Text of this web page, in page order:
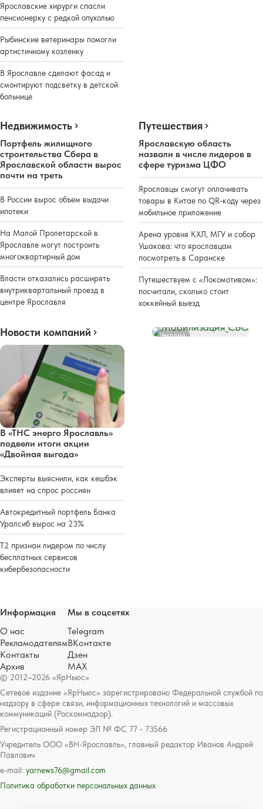
Ярославские хирурги спасли
пенсионерку с редкой опухолью
Рыбинские ветеринары помогли
артистичному козленку
В Ярославле сделают фасад и
смонтируют подсветку в детской
больнице
Недвижимость
Портфель жилищного
строительства Сбера в
Ярославской области вырос
почти на треть
В России вырос объем выдачи
ипотеки
На Малой Пролетарской в
Ярославле могут построить
многоквартирный дом
Власти отказались расширять
внутриквартальный проезд в
центре Ярославля
Путешествия
Ярославскую область
назвали в числе лидеров в
сфере туризма ЦФО
Ярославцы смогут оплачивать
товары в Китае по QR-коду через
мобильное приложение
Арена уровня КХЛ, МГУ и собор
Ушакова: что ярославцам
посмотреть в Саранске
Путешествуем с «Локомотивом»:
посчитали, сколько стоит
хоккейный выезд
Новости компаний
В «ТНС энерго Ярославль»
подвели итоги акции
«Двойная выгода»
Эксперты выяснили, как кешбэк
влияет на спрос россиян
Автокредитный портфель Банка
Уралсиб вырос на 23%
Т2 признан лидером по числу
бесплатных сервисов
кибербезопасности
Реклама
© 2012–2026 «ЯрНьюс»
Сетевое издание «ЯрНьюс» зарегистрировано Федеральной службой по
надзору в сфере связи, информационных технологий и массовых
коммуникаций (Роскомнадзор).
Регистрационный номер ЭЛ № ФС 77 - 73566
Учредитель ООО «ВН-Ярославль», главный редактор Иванов Андрей
Павлович
e-mail: yarnews76@gmail.com
Политика обработки персональных данных
Информация
О нас
Рекламодателям
Контакты
Архив
Мы в соцсетях
Telegram
ВКонтакте
Дзен
MAX